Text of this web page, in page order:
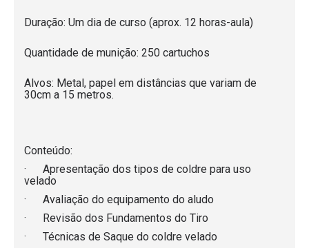
Duração: Um dia de curso (aprox. 12 horas-aula)
Quantidade de munição: 250 cartuchos
Alvos: Metal, papel em distâncias que variam de
30cm a 15 metros.
Conteúdo:
· Apresentação dos tipos de coldre para uso
velado
· Avaliação do equipamento do aludo
· Revisão dos Fundamentos do Tiro
· Técnicas de Saque do coldre velado